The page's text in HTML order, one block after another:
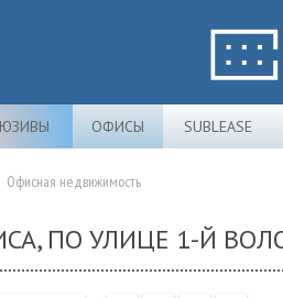
ОФИСЫ SUBLEASE
Офисная недвижимость
ПО УЛИЦЕ 1-Й